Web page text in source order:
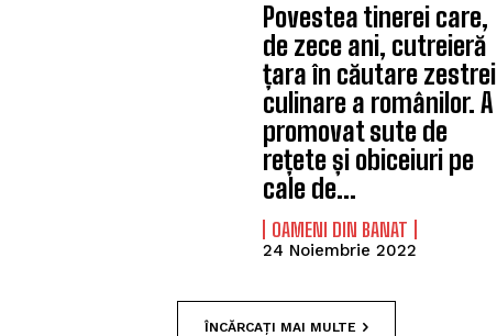
Povestea tinerei care,
de zece ani, cutreieră
țara în căutare zestrei
culinare a românilor. A
promovat sute de
rețete și obiceiuri pe
cale de...
OAMENI DIN BANAT
24 Noiembrie 2022
ÎNCĂRCAȚI MAI MULTE